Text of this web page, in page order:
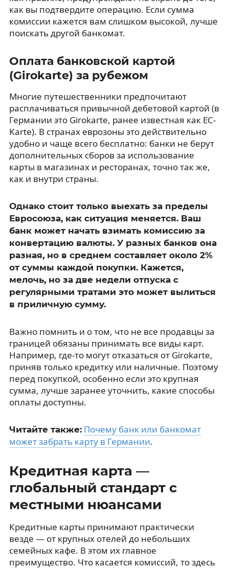
как вы подтвердите операцию. Если сумма
комиссии кажется вам слишком высокой, лучше
поискать другой банкомат.
Оплата банковской картой
(Girokarte) за рубежом
Многие путешественники предпочитают
расплачиваться привычной дебетовой картой (в
Германии это Girokarte, ранее известная как EC-
Karte). В странах еврозоны это действительно
удобно и чаще всего бесплатно: банки не берут
дополнительных сборов за использование
карты в магазинах и ресторанах, точно так же,
как и внутри страны.
Однако стоит только выехать за пределы
Евросоюза, как ситуация меняется. Ваш
банк может начать взимать комиссию за
конвертацию валюты. У разных банков она
разная, но в среднем составляет около 2%
от суммы каждой покупки. Кажется,
мелочь, но за две недели отпуска с
регулярными тратами это может вылиться
в приличную сумму.
Важно помнить и о том, что не все продавцы за
границей обязаны принимать все виды карт.
Например, где-то могут отказаться от Girokarte,
приняв только кредитку или наличные. Поэтому
перед покупкой, особенно если это крупная
сумма, лучше заранее уточнить, какие способы
оплаты доступны.
Читайте также: Почему банк или банкомат
может забрать карту в Германии.
Кредитная карта —
глобальный стандарт с
местными нюансами
Кредитные карты принимают практически
везде — от крупных отелей до небольших
семейных кафе. В этом их главное
преимущество. Что касается комиссий, то здесь